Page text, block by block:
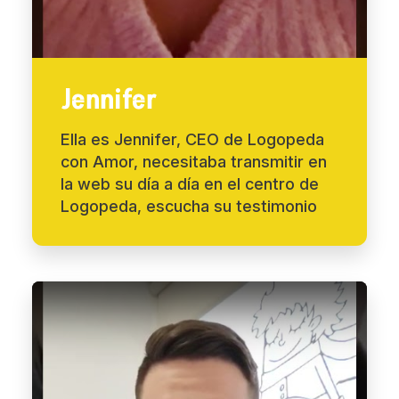
Jennifer
Ella es Jennifer, CEO de Logopeda
con Amor, necesitaba transmitir en
la web su día a día en el centro de
Logopeda, escucha su testimonio